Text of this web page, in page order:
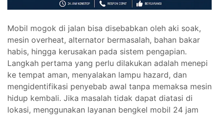
Mobil mogok di jalan bisa disebabkan oleh aki soak,
mesin overheat, alternator bermasalah, bahan bakar
habis, hingga kerusakan pada sistem pengapian.
Langkah pertama yang perlu dilakukan adalah menepi
ke tempat aman, menyalakan lampu hazard, dan
mengidentifikasi penyebab awal tanpa memaksa mesin
hidup kembali. Jika masalah tidak dapat diatasi di
lokasi, menggunakan layanan bengkel mobil 24 jam